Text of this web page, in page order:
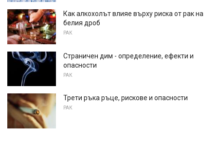
Как алкохолът влияе върху риска от рак на
белия дроб
РАК
Страничен дим - определение, ефекти и
опасности
РАК
Трети ръка ръце, рискове и опасности
РАК